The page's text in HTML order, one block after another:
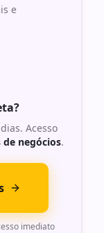
e
Acesso
de negócios.
imediato